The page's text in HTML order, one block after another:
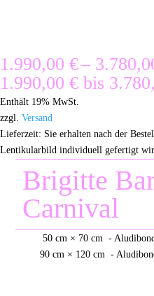
1.990,00 €–
1.990,00 € bis
Enthält 19% MwSt.
zzgl. Versand
Lieferzeit: Sie erhalten nach der
Lentikularbild individuell gefertigt
Brigitte
Carnival
50 cm × 70 cm -
90 cm × 120 cm -